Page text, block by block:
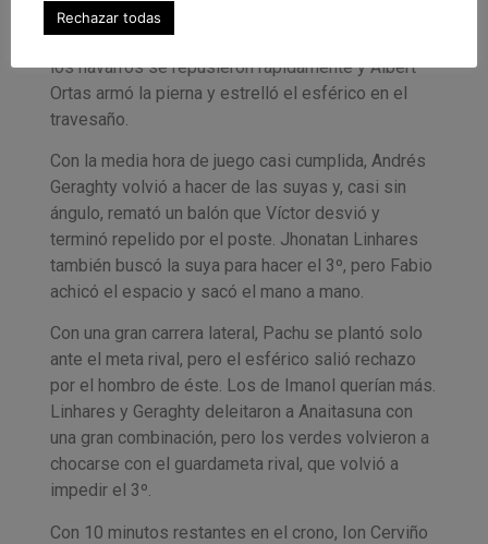
vuelta al marcador. En los primeros compases, el
equipo andaluz gozó de un par de ocasiones, pero
los navarros se repusieron rápidamente y Albert
Ortas armó la pierna y estrelló el esférico en el
travesaño.
Con la media hora de juego casi cumplida, Andrés
Geraghty volvió a hacer de las suyas y, casi sin
ángulo, remató un balón que Víctor desvió y
terminó repelido por el poste. Jhonatan Linhares
también buscó la suya para hacer el 3º, pero Fabio
achicó el espacio y sacó el mano a mano.
Con una gran carrera lateral, Pachu se plantó solo
ante el meta rival, pero el esférico salió rechazo
por el hombro de éste. Los de Imanol querían más.
Linhares y Geraghty deleitaron a Anaitasuna con
una gran combinación, pero los verdes volvieron a
chocarse con el guardameta rival, que volvió a
impedir el 3º.
Con 10 minutos restantes en el crono, Ion Cerviño
Rechazar todas